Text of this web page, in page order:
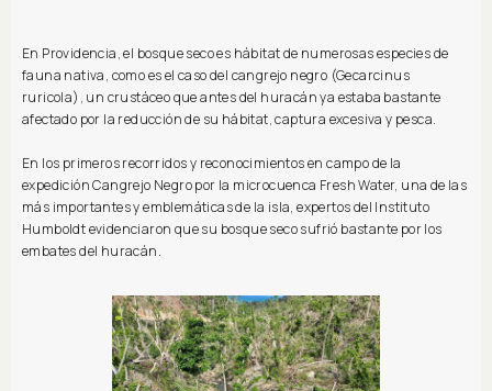
En Providencia, el bosque seco es hábitat de numerosas especies de
fauna nativa, como es el caso del cangrejo negro (Gecarcinus
ruricola), un crustáceo que antes del huracán ya estaba bastante
afectado por la reducción de su hábitat, captura excesiva y pesca.
En los primeros recorridos y reconocimientos en campo de la
expedición Cangrejo Negro por la microcuenca Fresh Water, una de las
más importantes y emblemáticas de la isla, expertos del Instituto
Humboldt evidenciaron que su bosque seco sufrió bastante por los
embates del huracán.